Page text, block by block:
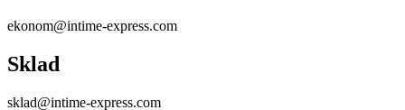
ekonom@intime-express.com
Sklad
sklad@intime-express.com